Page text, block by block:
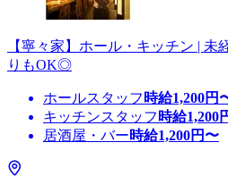
【寧々家】ホール・キッチン | 未
りもOK◎
ホールスタッフ 時給1,200円
キッチンスタッフ 時給1,200
居酒屋・バー時給1,200円〜